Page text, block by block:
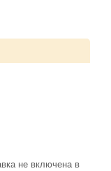
не включена в